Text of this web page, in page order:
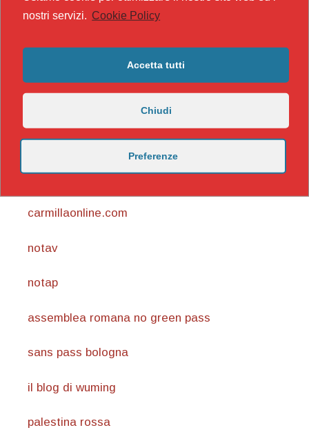
https://nicomaccentelli.substack.com/
carmillaonline.com
notav
notap
assemblea romana no green pass
sans pass bologna
il blog di wuming
palestina rossa
nostri servizi. Cookie Policy
Accetta tutti
Chiudi
Preferenze